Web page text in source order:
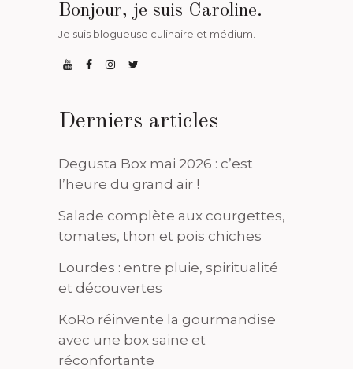
Bonjour, je suis Caroline.
Je suis blogueuse culinaire et médium.
Derniers articles
Degusta Box mai 2026 : c’est
l’heure du grand air !
Salade complète aux courgettes,
tomates, thon et pois chiches
Lourdes : entre pluie, spiritualité
et découvertes
KoRo réinvente la gourmandise
avec une box saine et
réconfortante